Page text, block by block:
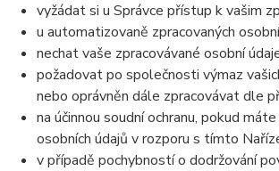
vyžádat si u Správce přístup k vašim
u automatizovaně zpracovaných
nechat vaše zpracovávané osobní
požadovat po společnosti výmaz
nebo oprávněn dále zpracovávat dle
na účinnou soudní ochranu, pokud
osobních údajů v rozporu s tímto
v případě pochybností o dodržování